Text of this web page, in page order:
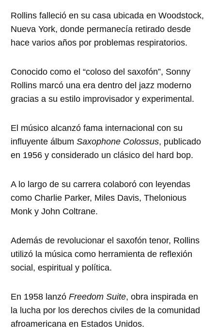
Rollins falleció en su casa ubicada en Woodstock,
Nueva York, donde permanecía retirado desde
hace varios años por problemas respiratorios.
Conocido como el “coloso del saxofón”, Sonny
Rollins marcó una era dentro del jazz moderno
gracias a su estilo improvisador y experimental.
El músico alcanzó fama internacional con su
influyente álbumSaxophone Colossus, publicado
en 1956 y considerado un clásico del hard bop.
A lo largo de su carrera colaboró con leyendas
como Charlie Parker, Miles Davis, Thelonious
Monk y John Coltrane.
Además de revolucionar el saxofón tenor, Rollins
utilizó la música como herramienta de reflexión
social, espiritual y política.
En 1958 lanzóFreedom Suite, obra inspirada en
la lucha por los derechos civiles de la comunidad
afroamericana en Estados Unidos.